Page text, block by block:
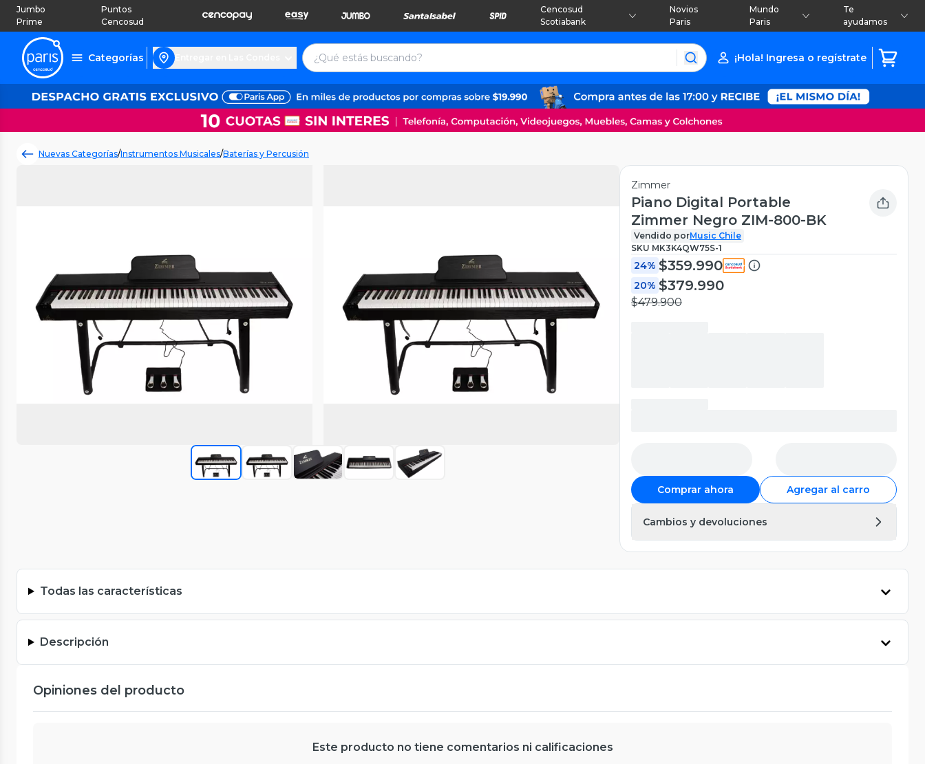
Jumbo
Prime
Puntos
Cencosud
Cencosud
Scotiabank
Novios
Paris
Mundo
Paris
Te
ayudamos
Categorías ¡Hola! Ingresa o regístrate
Nuevas Categorías/Instrumentos Musicales/Baterías y Percusión
Zimmer
Piano Digital Portable
Zimmer Negro ZIM-800-BK
Vendido porMusic Chile
SKU MK3K4QW75S-1
24% $359.990
20% $379.990
$479.900
Comprar ahora Agregar al carro
Cambios y devoluciones
Todas las características
Descripción
Opiniones del producto
Este producto no tiene comentarios ni calificaciones